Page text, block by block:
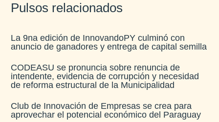
Pulsos relacionados
La 9na edición de InnovandoPY culminó con
anuncio de ganadores y entrega de capital semilla
CODEASU se pronuncia sobre renuncia de
intendente, evidencia de corrupción y necesidad
de reforma estructural de la Municipalidad
Club de Innovación de Empresas se crea para
aprovechar el potencial económico del Paraguay